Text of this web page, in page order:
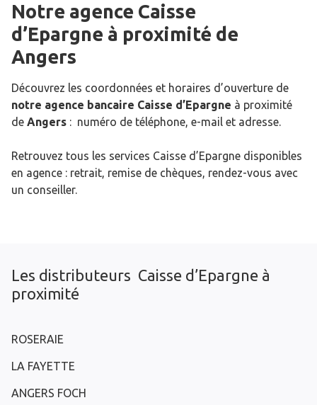
Notre agence Caisse
d’Epargne à proximité de
Angers
Découvrez les coordonnées et horaires d’ouverture de
notre agence bancaire Caisse d’Epargne à proximité
de Angers : numéro de téléphone, e-mail et adresse.
Retrouvez tous les services Caisse d’Epargne disponibles
en agence : retrait, remise de chèques, rendez-vous avec
un conseiller.
Les distributeurs Caisse d’Epargne à
proximité
ROSERAIE
LA FAYETTE
ANGERS FOCH